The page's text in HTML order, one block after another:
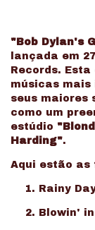
"Bob Dylan's
lançada em
Records.
músicas mais
seus maiores
como um
estúdio
Harding".
Aqui estão as
Rainy
Blowin'